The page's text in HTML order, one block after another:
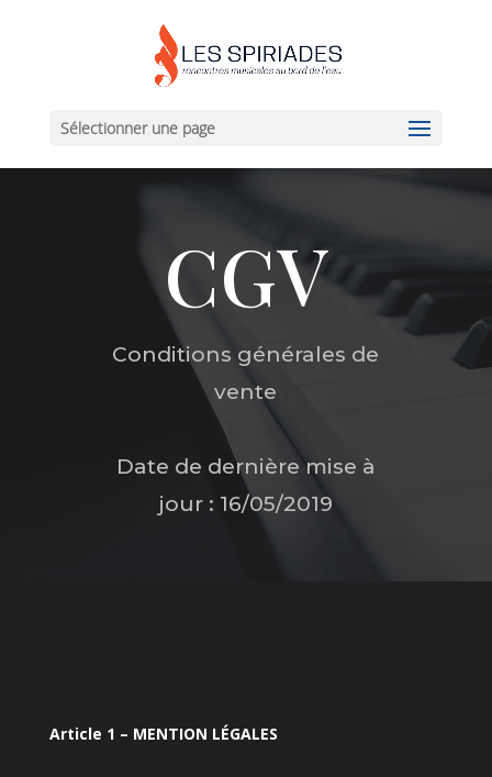
Sélectionner une page
CGV
Conditions générales de
vente
Date de dernière mise à
jour : 16/05/2019
Article 1 – MENTION LÉGALES